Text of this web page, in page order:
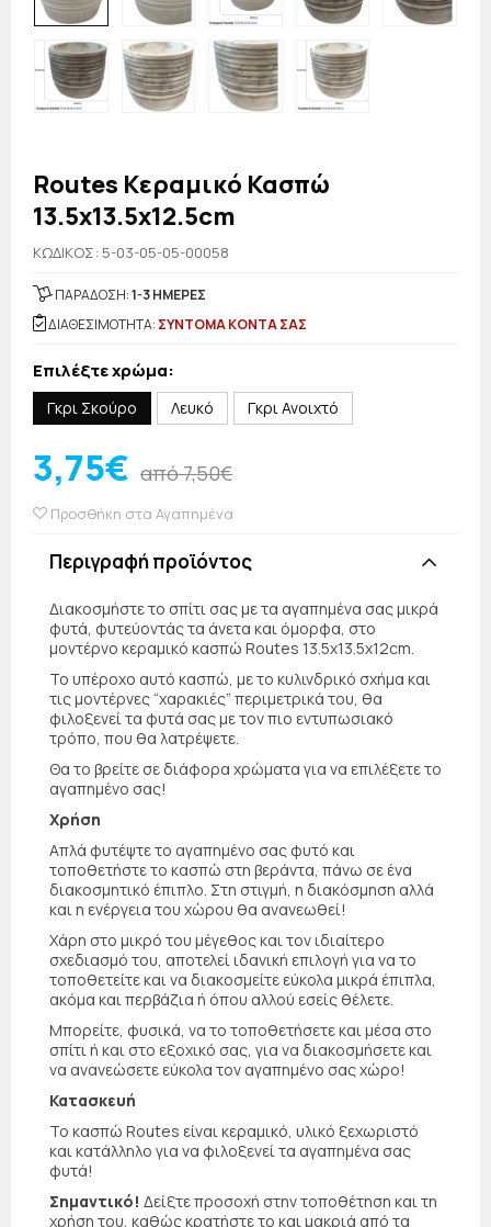
Routes Κεραμικό Κασπώ
13.5x13.5x12.5cm
KΩΔΙΚΟΣ: 5-03-05-05-00058
ΠΑΡΑΔΟΣΗ:1-3 ΗΜΕΡΕΣ
ΔΙΑΘΕΣΙΜΟΤΗΤΑ: ΣΥΝΤΟΜΑ ΚΟΝΤΑ ΣΑΣ
Επιλέξτε χρώμα:
Γκρι Σκούρο Λευκό Γκρι Ανοιχτό
3,75€ από 7,50€
Προσθήκη στα Αγαπημένα
Περιγραφή προϊόντος
Διακοσμήστε το σπίτι σας με τα αγαπημένα σας μικρά
φυτά, φυτεύοντάς τα άνετα και όμορφα, στο
μοντέρνο κεραμικό κασπώ Routes 13.5x13.5x12cm.
Το υπέροχο αυτό κασπώ, με το κυλινδρικό σχήμα και
τις μοντέρνες “χαρακιές” περιμετρικά του, θα
φιλοξενεί τα φυτά σας με τον πιο εντυπωσιακό
τρόπο, που θα λατρέψετε.
Θα το βρείτε σε διάφορα χρώματα για να επιλέξετε το
αγαπημένο σας!
Χρήση
Απλά φυτέψτε το αγαπημένο σας φυτό και
τοποθετήστε το κασπώ στη βεράντα, πάνω σε ένα
διακοσμητικό έπιπλο. Στη στιγμή, η διακόσμηση αλλά
και η ενέργεια του χώρου θα ανανεωθεί!
Χάρη στο μικρό του μέγεθος και τον ιδιαίτερο
σχεδιασμό του, αποτελεί ιδανική επιλογή για να το
τοποθετείτε και να διακοσμείτε εύκολα μικρά έπιπλα,
ακόμα και περβάζια ή όπου αλλού εσείς θέλετε.
Μπορείτε, φυσικά, να το τοποθετήσετε και μέσα στο
σπίτι ή και στο εξοχικό σας, για να διακοσμήσετε και
να ανανεώσετε εύκολα τον αγαπημένο σας χώρο!
Κατασκευή
Το κασπώ Routes είναι κεραμικό, υλικό ξεχωριστό
και κατάλληλο για να φιλοξενεί τα αγαπημένα σας
φυτά!
Σημαντικό! Δείξτε προσοχή στην τοποθέτηση και τη
χρήση του, καθώς κρατήστε το και μακριά από τα